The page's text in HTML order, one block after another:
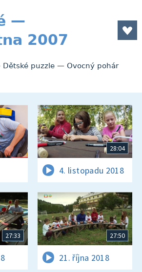
—
2007
puzzle — Ovocný pohár
28:04
4. listopadu 2018
27:33 27:50
21. října 2018